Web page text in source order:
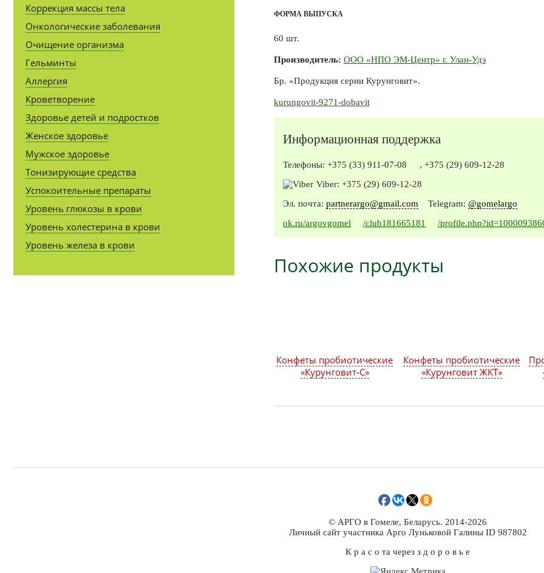
ФОРМА ВЫПУСКА
60 шт.
Производитель: ООО «НПО ЭМ-Центр» г. Улан-Удэ
Бр. «Продукция серии Курунговит».
kurungovit-9271-dobavit
Информационная поддержка
Телефоны: +375 (33) 911-07-08 , +375 (29) 609-12-28
Viber: +375 (29) 609-12-28
Эл. почта: partnerargo@gmail.com Telegram: @gomelargo
ok.ru/argovgomel
/club181665181 /
Похожие продукты
Конфеты пробиотические
«Курунговит-С»
Конфеты пробиотические
«Курунговит ЖКТ»
Коррекция массы тела
Онкологические заболевания
Очищение организма
Гельминты
Аллергия
Кроветворение
Здоровье детей и подростков
Женское здоровье
Мужское здоровье
Тонизирующие средства
Успокоительные препараты
Уровень глюкозы в крови
Уровень холестерина в крови
Уровень железа в крови
© АРГО в Гомеле, Беларусь. 2014-2026
Личный сайт участника Арго Луньковой Галины ID 987802
К р а с о та через з д о р о в ь е